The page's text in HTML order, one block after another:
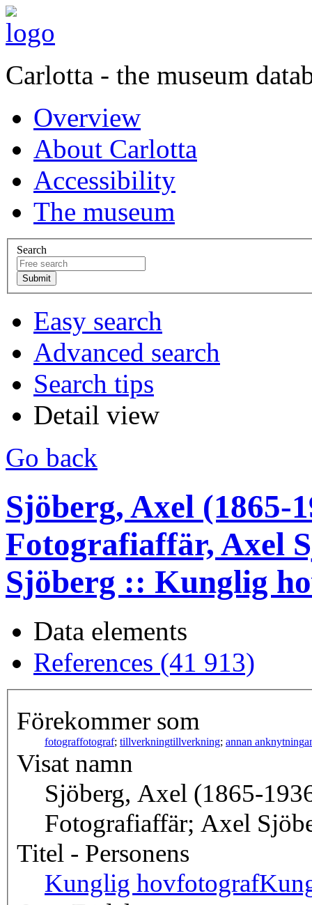
Carlotta - the museum
Overview
About Carlotta
Accessibility
The museum
Search
Easy search
Advanced search
Search tips
Detail view
Go back
Sjöberg, Axel (1865-
Fotografiaffär, Axel
Sjöberg :: Kunglig
Data elements
References (41 913)
Förekommer som
fotograffotograf; tillverkningtillverkning; annan anknytning
Visat namn
Sjöberg, Axel (1865-
Fotografiaffär; Axel
Titel - Personens
Kunglig hovfotograf